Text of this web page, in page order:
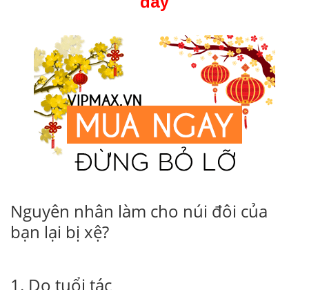
Nguyên nhân làm cho núi đôi của
bạn lại bị xệ?
1. Do tuổi tác